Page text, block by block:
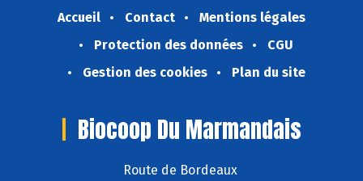
Accueil Contact
Mentions légales
Protection des données
CGU
Gestion des cookies
Plan du site
Biocoop Du Marmandais
Route de Bordeaux